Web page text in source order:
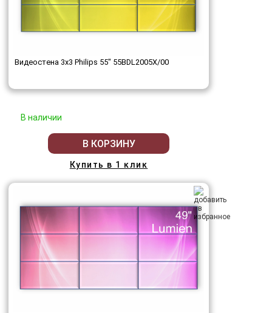
Видеостена 3x3 Philips 55" 55BDL2005X/00
В наличии
В КОРЗИНУ
Купить в 1 клик